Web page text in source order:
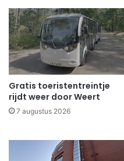
Gratis toeristentreintje
rijdt weer door Weert
7 augustus 2026